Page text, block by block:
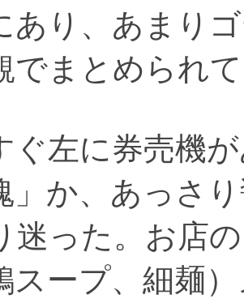
あり、あまり
でまとめられ
ぐ左に券売機
」か、あっさ
迷った。お店
スープ、細麺